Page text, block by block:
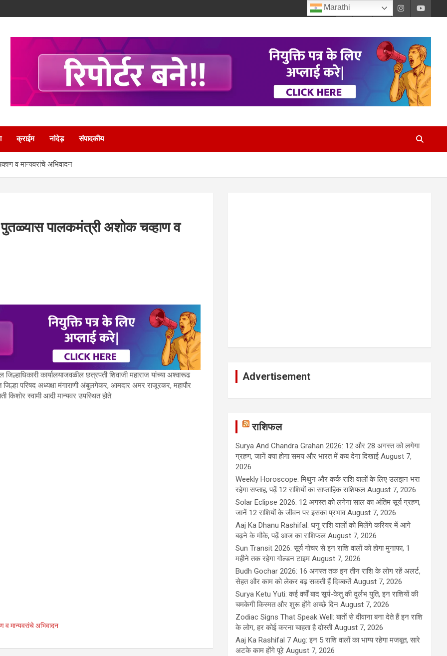
क्राईम नांदेड़ संपादकीय
व मान्यवरांचे अभिवादन
पुतळ्यास पालकमंत्री अशोक चव्हाण व
जिल्हाधिकारी कार्यालयाजवळील छत्रपती शिवाजी महाराज यांच्या अश्वारूढ
परिषद अध्यक्षा मंगाराणी अंबुलगेकर, आमदार अमर राजूरकर, महापौर
किशोर स्वामी आदी मान्यवर उपस्थित होते.
व मान्यवरांचे अभिवादन
Advertisement
राशिफल
Surya And Chandra Grahan 2026: 12 और 28 अगस्त को लगेगा
ग्रहण, जानें क्या होगा समय और भारत में कब देगा दिखाई August 7,
2026
Weekly Horoscope: मिथुन और कर्क राशि वालों के लिए उलझन भरा
रहेगा सप्ताह, पढ़ें 12 राशियों का साप्ताहिक राशिफल August 7, 2026
Solar Eclipse 2026: 12 अगस्त को लगेगा साल का अंतिम सूर्य ग्रहण,
जानें 12 राशियों के जीवन पर इसका प्रभाव August 7, 2026
Aaj Ka Dhanu Rashifal: धनु राशि वालों को मिलेंगे करियर में आगे
बढ़ने के मौके, पढ़ें आज का राशिफल August 7, 2026
Sun Transit 2026: सूर्य गोचर से इन राशि वालों को होगा मुनाफा, 1
महीने तक रहेगा गोल्डन टाइम August 7, 2026
Budh Gochar 2026: 16 अगस्त तक इन तीन राशि के लोग रहें अलर्ट,
सेहत और काम को लेकर बढ़ सकती हैं दिक्कतें August 7, 2026
Surya Ketu Yuti: कई वर्षों बाद सूर्य-केतु की दुर्लभ युति, इन राशियों की
चमकेगी किस्मत और शुरू होंगे अच्छे दिन August 7, 2026
Zodiac Signs That Speak Well: बातों से दीवाना बना देते हैं इन राशि
के लोग, हर कोई करना चाहता है दोस्ती August 7, 2026
Aaj Ka Rashifal 7 Aug: इन 5 राशि वालों का भाग्य रहेगा मजबूत, सारे
अटके काम होंगे पूरे August 7, 2026
Marathi